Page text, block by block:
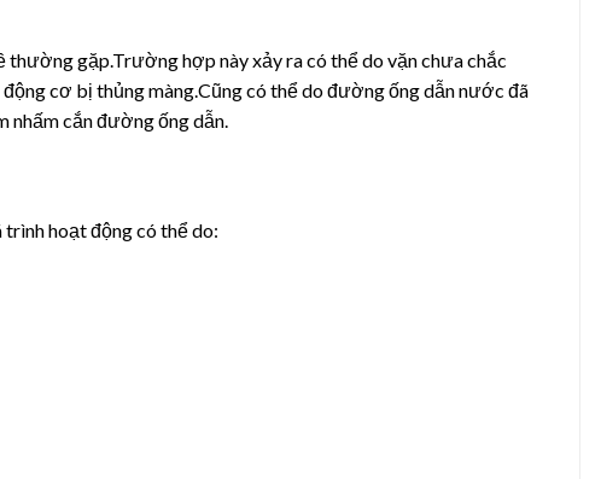
gặp.Trường hợp này xảy ra có thể do vặn chưa chắc
cơ bị thủng màng.Cũng có thể do đường ống dẫn nước đã
nhấm cắn đường ống dẫn.
hoạt động có thể do: